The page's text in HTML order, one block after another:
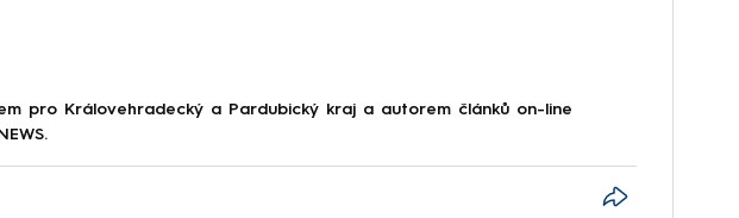
pro Královehradecký a Pardubický kraj a autorem článků on-line